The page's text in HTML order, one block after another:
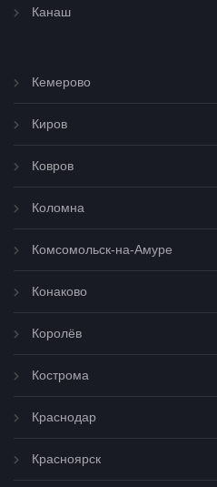
Канаш
Кемерово
Киров
Ковров
Коломна
Комсомольск-на-Амуре
Конаково
Королёв
Кострома
Краснодар
Красноярск